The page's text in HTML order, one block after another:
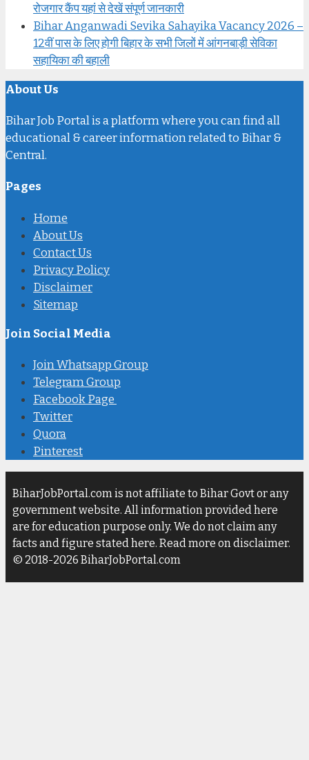
रोजगार कैंप यहां से देखें संपूर्ण जानकारी
Bihar Anganwadi Sevika Sahayika Vacancy 2026 –
12वीं पास के लिए होगी बिहार के सभी जिलों में आंगनबाड़ी सेविका
सहायिका की बहाली
About Us
Bihar Job Portal is a platform where you can find all
educational & career information related to Bihar &
Central.
Pages
Home
About Us
Contact Us
Privacy Policy
Disclaimer
Sitemap
Join Social Media
Join Whatsapp Group
Telegram Group
Facebook Page
Twitter
Quora
Pinterest
BiharJobPortal.com is not affiliate to Bihar Govt or any
government website. All information provided here
are for education purpose only. We do not claim any
facts and figure stated here. Read more on disclaimer.
© 2018-2026 BiharJobPortal.com